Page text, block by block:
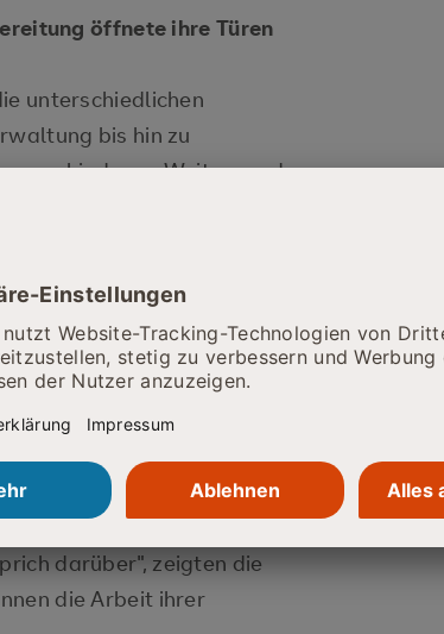
öffnete ihre Türen
unterschiedlichen
bis hin zu
Weiter- und
gerichtet an all jene ohne
für viele junge
Angebote erkunden und
anderem verschiedene
Pappmarché,
sowie den
darüber", zeigten die
die Arbeit ihrer